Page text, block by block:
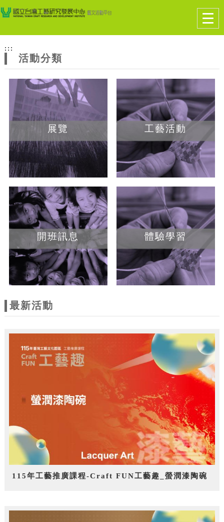
網
站
主
題
跳到主要內容
網站導覽
:::
活動分類
展覽 工藝活動
開班訊息 體驗學習
最新活動
115年工藝推廣課程-Craft FUN工藝趣_螢潤漆陶碗